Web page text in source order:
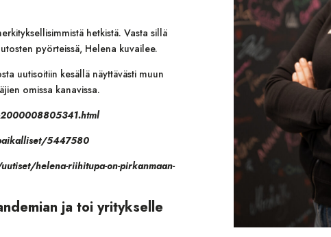
hetkistä. Vasta sillä
pyörteissä, Helena kuvailee.
uutisoitiin kesällä näyttävästi muun
omissa kanavissa.
5447580
helena-riihitupa-on-pirkanmaan-
ja toi yritykselle